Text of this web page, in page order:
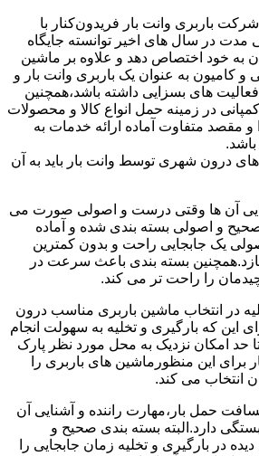
باربری وانت بار فریدون‌کنار با
مدت در سال های اخیر توانسته جایگاه
به خود اختصاص دهد و علاوه بر ماشین
کامیون به عنوان یک باربری وانت بار و
های بسزایی داشته باشد،همچنین
در زمینه حمل انواع کالا و محصولات
مقصد متفاوت آماده ارائه خدمات به
درون شهری توسط وانت بار باید به آن
آن ها وقتی درست و اصولی صورت می
و اصولی بسته بندی شده و آماده
یک جابجایی راحت و بدون کمترین
بسته بندی باعث سرعت در
را راحت تر می کند.
در انتخاب ماشین باربری مناسب درون
این که بارگیری و تخلیه به سهولت انجام
حد امکان نزدیک به محل مورد نظر پارک
برای این منظورماشین های باربری را
انتخاب می کند.
حمل بار،مهارت راننده و آشنایی آن
دارد.البته بسته بندی صحیح و
در بارگیری و تخلیه زمان جابجایی را